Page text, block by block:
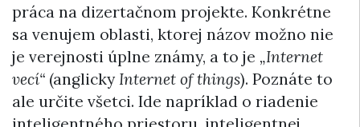
práca na dizertačnom projekte. Konkrétne
sa venujem oblasti, ktorej názov možno nie
je verejnosti úplne známy, a to je „Internet
vecí“ (anglicky Internet of things). Poznáte to
ale určite všetci. Ide napríklad o riadenie